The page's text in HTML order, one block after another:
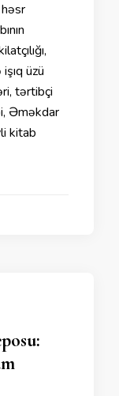
üzü
tərtibçi
Əməkdar
kitab